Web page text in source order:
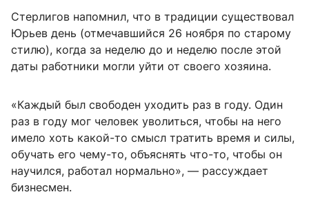
Стерлигов напомнил, что в традиции существовал
Юрьев день (отмечавшийся 26 ноября по старому
стилю), когда за неделю до и неделю после этой
даты работники могли уйти от своего хозяина.
«Каждый был свободен уходить раз в году. Один
раз в году мог человек уволиться, чтобы на него
имело хоть какой-то смысл тратить время и силы,
обучать его чему-то, объяснять что-то, чтобы он
научился, работал нормально», — рассуждает
бизнесмен.